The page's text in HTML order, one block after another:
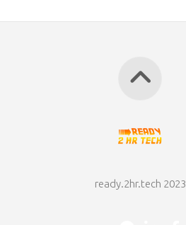
ready.2hr.tech 2023